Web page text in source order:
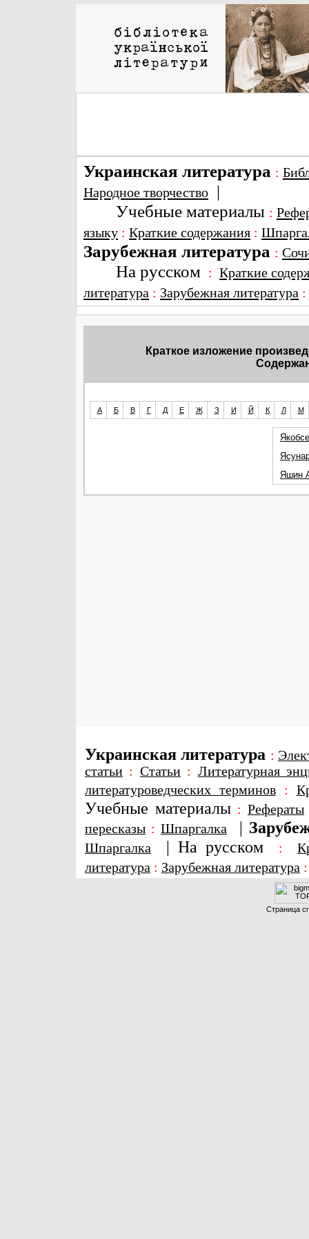
Украинская литература :
Народное творчество |
Учебные материалы :
языку : Краткие содержания :
Зарубежная литература :
На русском : Краткие
литература : Зарубежная литература
Краткое изложение
А Б В Г Д Е Ж З И Й К Л М
Яшин
Украинская литература :
статьи : Статьи: Литературная
литературоведческих терминов:
Учебные материалы : Рефераты
пересказы : Шпаргалка |
Шпаргалка | На русском :
литература : Зарубежная литература
Страница